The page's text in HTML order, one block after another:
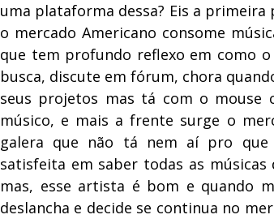
uma plataforma dessa? Eis a
o mercado Americano consome
que tem profundo reflexo em como
busca, discute em fórum, chora
seus projetos mas tá com o mouse
músico, e mais a frente surge o
galera que não tá nem aí pro
satisfeita em saber todas as
mas, esse artista é bom e quando
deslancha e decide se continua no